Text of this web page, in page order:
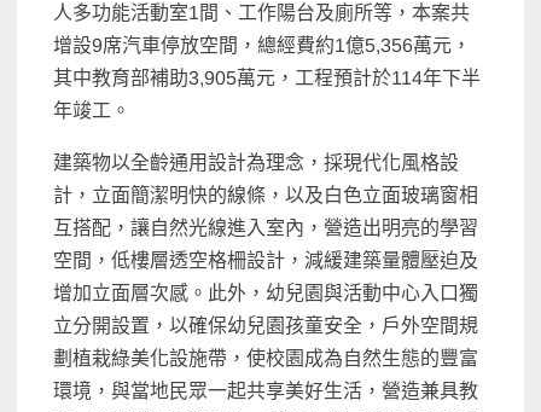
人多功能活動室1間、工作陽台及廁所等，本案共
增設9席汽車停放空間，總經費約1億5,356萬元，
其中教育部補助3,905萬元，工程預計於114年下半
年竣工。
建築物以全齡通用設計為理念，採現代化風格設
計，立面簡潔明快的線條，以及白色立面玻璃窗相
互搭配，讓自然光線進入室內，營造出明亮的學習
空間，低樓層透空格柵設計，減緩建築量體壓迫及
增加立面層次感。此外，幼兒園與活動中心入口獨
立分開設置，以確保幼兒園孩童安全，戶外空間規
劃植栽綠美化設施帶，使校園成為自然生態的豐富
環境，與當地民眾一起共享美好生活，營造兼具教